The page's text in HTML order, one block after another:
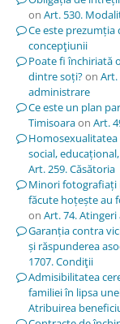
on Art. 530.
Ce este
concepţiunii
Poate fi închiriată
dintre soți?on Art.
administrare
Ce este un plan
Timisoaraon Art.
social,
Art. 259. Căsătoria
Minori fotografiați
făcute hoțește au
on Art. 74.
Garanția contra
și răspunderea
1707. Condiţii
Admisibilitatea
familiei în lipsa
Atribuirea